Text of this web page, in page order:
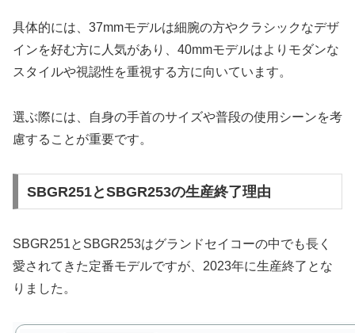
具体的には、37mmモデルは細腕の方やクラシックなデザ
インを好む方に人気があり、40mmモデルはよりモダンな
スタイルや視認性を重視する方に向いています。
選ぶ際には、自身の手首のサイズや普段の使用シーンを考
慮することが重要です。
SBGR251とSBGR253の生産終了理由
SBGR251とSBGR253はグランドセイコーの中でも長く
愛されてきた定番モデルですが、2023年に生産終了とな
りました。